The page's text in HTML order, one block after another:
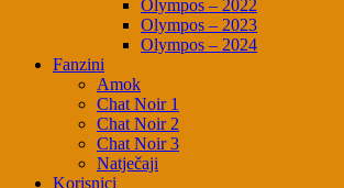
Olympos – 2022
Olympos – 2023
Olympos – 2024
Fanzini
Amok
Chat Noir 1
Chat Noir 2
Chat Noir 3
Natječaji
Korisnici